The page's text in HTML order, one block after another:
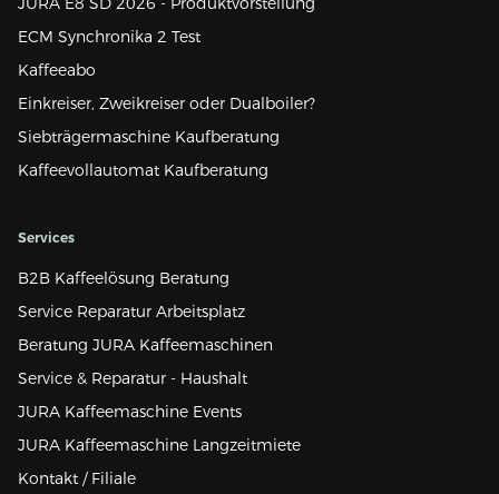
ECM Synchronika 2 Test
Kaffeeabo
Einkreiser, Zweikreiser oder Dualboiler?
Siebträgermaschine Kaufberatung
Kaffeevollautomat Kaufberatung
Services
B2B Kaffeelösung Beratung
Service Reparatur Arbeitsplatz
Beratung JURA Kaffeemaschinen
Service & Reparatur - Haushalt
JURA Kaffeemaschine Events
JURA Kaffeemaschine Langzeitmiete
Kontakt / Filiale